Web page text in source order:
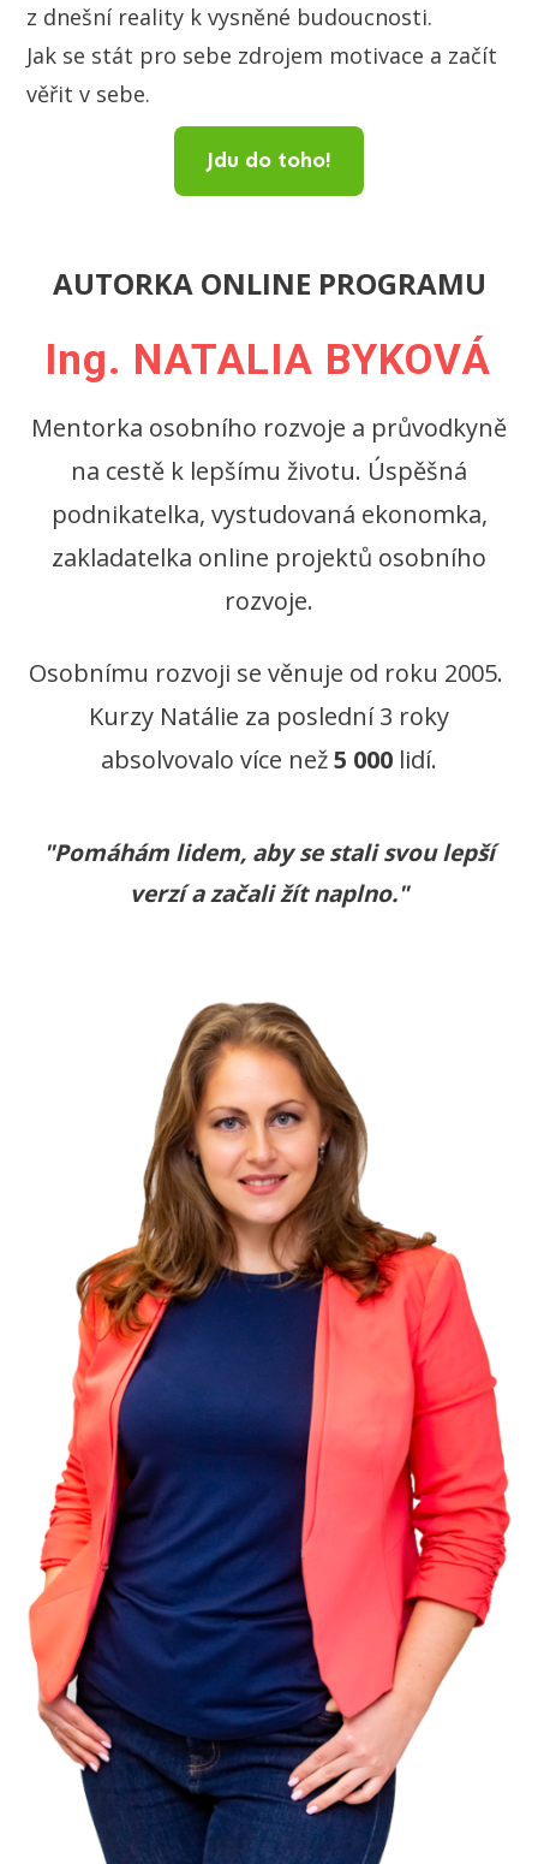
z dnešní reality k vysněné budoucnosti.
Jak se stát pro sebe zdrojem motivace a začít
věřit v sebe.
Jdu do toho!
AUTORKA ONLINE PROGRAMU
Ing. NATALIA BYKOVÁ
Mentorka osobního rozvoje a průvodkyně
na cestě k lepšímu životu. Úspěšná
podnikatelka, vystudovaná ekonomka,
zakladatelka online projektů osobního
rozvoje.
Osobnímu rozvoji se věnuje od roku 2005.
Kurzy Natálie za poslední 3 roky
absolvovalo více než5 000 lidí.
"Pomáhám lidem, aby se stali svou lepší
verzí a začali žít naplno."